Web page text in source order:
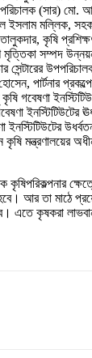
পরিচালক (সার) মো.
ইসলাম মল্লিক,
কৃষি
সম্পদ উন্নয়ন
সেন্টারের
পার্টনার
গবেষণা
ইনস্টিটিউটের
ইনস্টিটিউটের
মন্ত্রণালয়ের
আর তা মাঠে
এতে কৃষকরা